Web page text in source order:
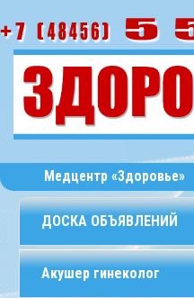
Медцентр «Здоровье»
ДОСКА ОБЪЯВЛЕНИЙ
Акушер гинеколог